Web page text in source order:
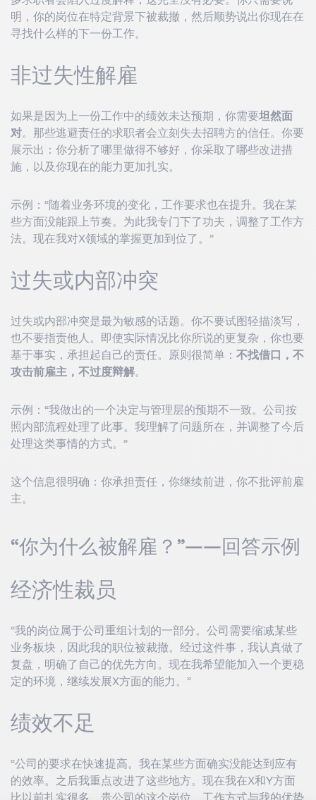
明，你的岗位在特定背景下被裁撤，然后顺势说出你现在在
寻找什么样的下一份工作。
非过失性解雇
如果是因为上一份工作中的绩效未达预期，你需要坦然面
对。那些逃避责任的求职者会立刻失去招聘方的信任。你要
展示出：你分析了哪里做得不够好，你采取了哪些改进措
施，以及你现在的能力更加扎实。
示例：“随着业务环境的变化，工作要求也在提升。我在某
些方面没能跟上节奏。为此我专门下了功夫，调整了工作方
法。现在我对X领域的掌握更加到位了。”
过失或内部冲突
过失或内部冲突是最为敏感的话题。你不要试图轻描淡写，
也不要指责他人。即使实际情况比你所说的更复杂，你也要
基于事实，承担起自己的责任。原则很简单： 不找借口，不
攻击前雇主，不过度辩解。
示例：“我做出的一个决定与管理层的预期不一致。公司按
照内部流程处理了此事。我理解了问题所在，并调整了今后
处理这类事情的方式。”
这个信息很明确：你承担责任，你继续前进，你不批评前雇
主。
“你为什么被解雇？”——回答示例
经济性裁员
“我的岗位属于公司重组计划的一部分。公司需要缩减某些
业务板块，因此我的职位被裁撤。经过这件事，我认真做了
复盘，明确了自己的优先方向。现在我希望能加入一个更稳
定的环境，继续发展X方面的能力。”
绩效不足
“公司的要求在快速提高。我在某些方面确实没能达到应有
的效率。之后我重点改进了这些地方。现在我在X和Y方面
比以前扎实很多。贵公司的这个岗位，工作方式与我的优势